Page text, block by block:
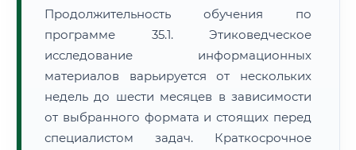
Продолжительность обучения по
программе 35.1. Этиковедческое
исследование информационных
материалов варьируется от нескольких
недель до шести месяцев в зависимости
от выбранного формата и стоящих перед
специалистом задач. Краткосрочное